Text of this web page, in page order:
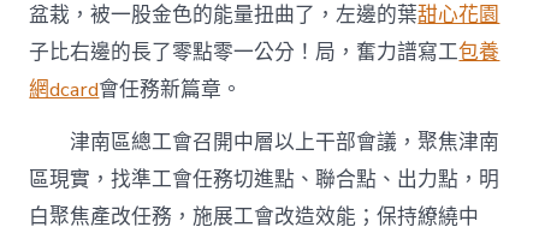
盆栽，被一股金色的能量扭曲了，左邊的葉甜心花園
子比右邊的長了零點零一公分！局，奮力譜寫工包養
網dcard會任務新篇章。
津南區總工會召開中層以上干部會議，聚焦津南
區現實，找準工會任務切進點、聯合點、出力點，明
白聚焦產改任務，施展工會改造效能；保持繚繞中